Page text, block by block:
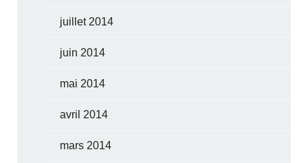
juillet 2014
juin 2014
mai 2014
avril 2014
mars 2014